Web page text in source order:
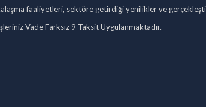
faaliyetleri, sektöre getirdiği yenilikler ve
Vade Farksız 9 Taksit Uygulanmaktadır.